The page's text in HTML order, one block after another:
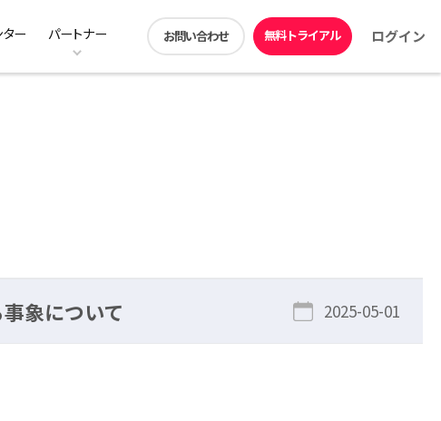
ー パートナー お問い合わせ 無料トライアル ログイン
ン DirectCloud ドライブ
ストレージ階層化の料金プラン
ユーザー機能
動画コンテンツ
アプリダウンロード
販売パートナー募集
象について 2025-05-01